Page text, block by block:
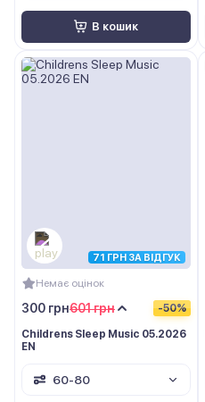
В кошик
71 ГРН ЗА ВІДГУК
Немає оцінок
601 грн
300 грн -50%
Childrens Sleep Music 05.2026
EN
60-80